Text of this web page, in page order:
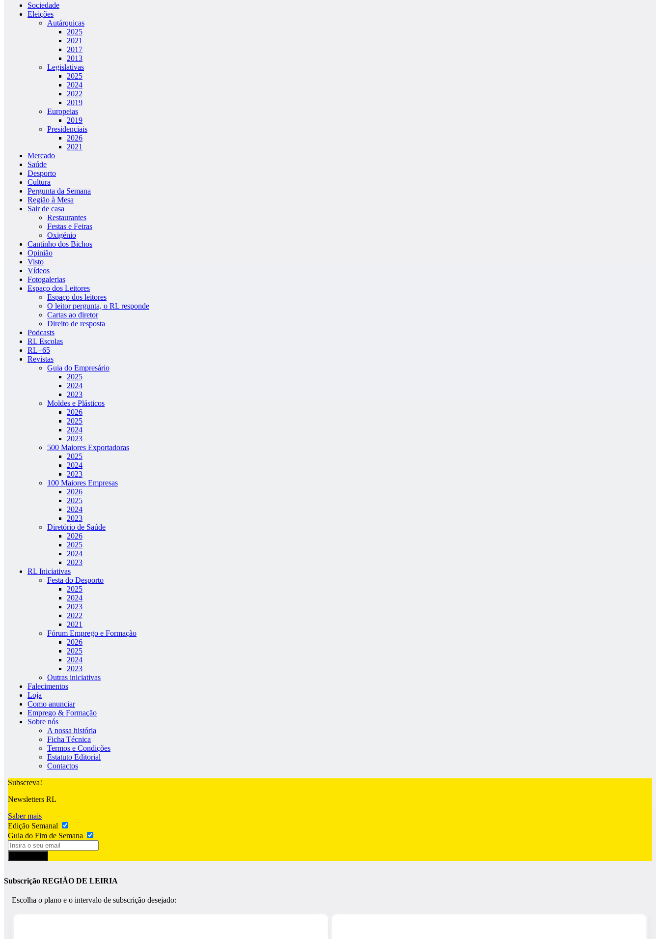
Sociedade
Eleições
Autárquicas
2025
2021
2017
2013
Legislativas
2025
2024
2022
2019
Europeias
2019
Presidenciais
2026
2021
Mercado
Saúde
Desporto
Cultura
Pergunta da Semana
Região à Mesa
Sair de casa
Restaurantes
Festas e Feiras
Oxigénio
Cantinho dos Bichos
Opinião
Visto
Vídeos
Fotogalerias
Espaço dos Leitores
Espaço dos leitores
O leitor pergunta, o RL responde
Cartas ao diretor
Direito de resposta
Podcasts
RL Escolas
RL+65
Revistas
Guia do Empresário
2025
2024
2023
Moldes e Plásticos
2026
2025
2024
2023
500 Maiores Exportadoras
2025
2024
2023
100 Maiores Empresas
2026
2025
2024
2023
Diretório de Saúde
2026
2025
2024
2023
RL Iniciativas
Festa do Desporto
2025
2024
2023
2022
2021
Fórum Emprego e Formação
2026
2025
2024
2023
Outras iniciativas
Falecimentos
Loja
Como anunciar
Emprego & Formação
Sobre nós
A nossa história
Ficha Técnica
Termos e Condições
Estatuto Editorial
Contactos
Subscreva!
Newsletters RL
Saber mais
Edição Semanal
Guia do Fim de Semana
Subscrição REGIÃO DE LEIRIA
Escolha o plano e o intervalo de subscrição desejado: